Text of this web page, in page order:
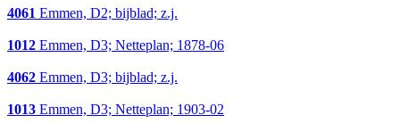
4061 Emmen, D2; bijblad; z.j.
1012 Emmen, D3; Netteplan; 1878-06
4062 Emmen, D3; bijblad; z.j.
1013 Emmen, D3; Netteplan; 1903-02